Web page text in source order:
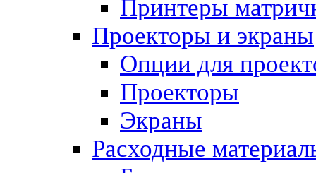
Принтеры
Проекторы и экраны
Опции для
Проекторы
Экраны
Расходные